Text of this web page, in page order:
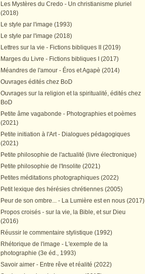
Les Mystères du Credo - Un christianisme pluriel
(2018)
Le style par l'image (1993)
Le style par l'image (2018)
Lettres sur la vie - Fictions bibliques II (2019)
Marges du Livre - Fictions bibliques I (2017)
Méandres de l'amour - Éros et Agapè (2014)
Ouvrages édités chez BoD
Ouvrages sur la religion et la spiritualité, édités chez
BoD
Petite âme vagabonde - Photographies et poèmes
(2021)
Petite initiation à l'Art - Dialogues pédagogiques
(2021)
Petite philosophie de l'actualité (livre électronique)
Petite philosophie de l'Insolite (2021)
Petites méditations photographiques (2022)
Petit lexique des hérésies chrétiennes (2005)
Peur de son ombre... - La Lumière est en nous (2017)
Propos croisés - sur la vie, la Bible, et sur Dieu
(2016)
Réussir le commentaire stylistique (1992)
Rhétorique de l'image - L'exemple de la
photographie (3e éd., 1993)
Savoir aimer - Entre rêve et réalité (2022)